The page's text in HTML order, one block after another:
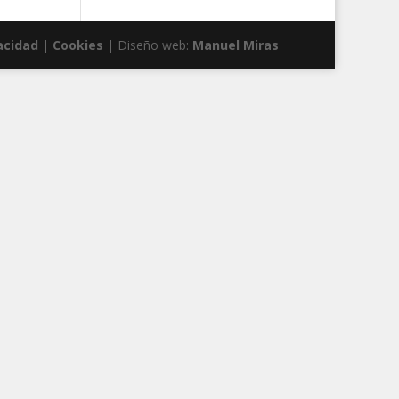
| Cookies | Diseño web: Manuel Miras